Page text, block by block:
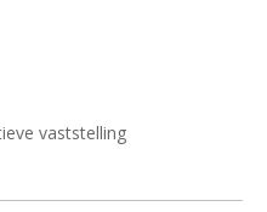
vaststelling